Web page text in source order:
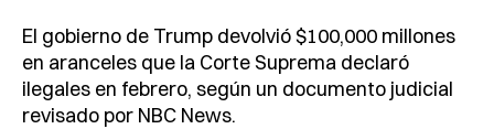
El gobierno de Trump devolvió $100,000 millones
en aranceles que la Corte Suprema declaró
ilegales en febrero, según un documento judicial
revisado por NBC News.